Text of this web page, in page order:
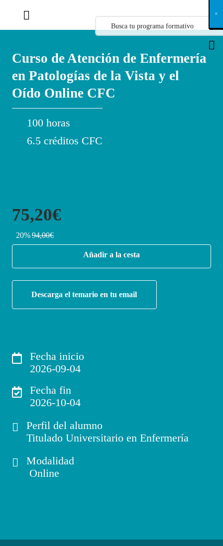
Curso de Atención de Enfermería
en Patologías de la Vista y el
Oído Online CFC
100 horas
6.5 créditos CFC
75,20€
20%94,00€
Añadir a la cesta
Descarga el temario en tu email
Fecha inicio
2026-09-04
Fecha fin
2026-10-04
Perfil del alumno
Titulado Universitario en Enfermería
Modalidad
Online
X
×
×
×
×
×
×
×
×
×
×
×
×
×
×
×
×
×
×
×
×
×
×
×
×
×
×
×
×
×
×
×
×
×
×
×
×
×
×
×
×
×
×
×
×
×
×
×
×
×
×
×
×
×
×
×
×
×
×
×
×
×
×
×
×
×
×
×
×
×
×
×
×
×
×
×
×
×
×
×
×
×
×
×
×
×
×
×
×
×
×
×
×
×
×
×
×
×
×
×
×
×
×
×
×
×
×
×
×
×
×
×
×
×
×
×
×
×
×
×
×
×
×
×
×
×
×
×
×
×
×
×
×
×
×
×
×
×
×
×
×
×
×
×
×
×
×
×
×
×
×
×
×
×
×
×
×
×
×
×
×
×
×
×
×
×
×
×
×
×
×
×
×
×
×
×
×
×
×
×
×
×
×
×
×
×
×
×
×
×
×
×
×
×
×
×
×
×
×
×
×
×
×
×
×
×
×
×
×
×
×
×
×
×
×
×
×